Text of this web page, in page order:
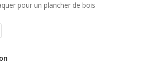
pour un plancher de bois